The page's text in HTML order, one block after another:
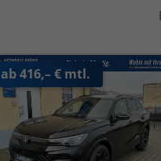
ab 416,– € mtl.